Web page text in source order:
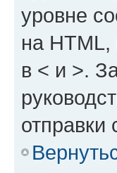
уровне
на HTML,
в < и >.